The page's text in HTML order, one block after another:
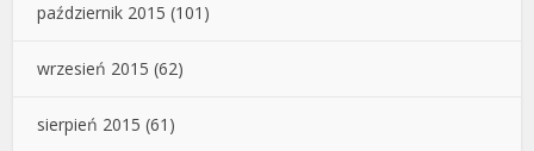
październik 2015 (101)
wrzesień 2015 (62)
sierpień 2015 (61)